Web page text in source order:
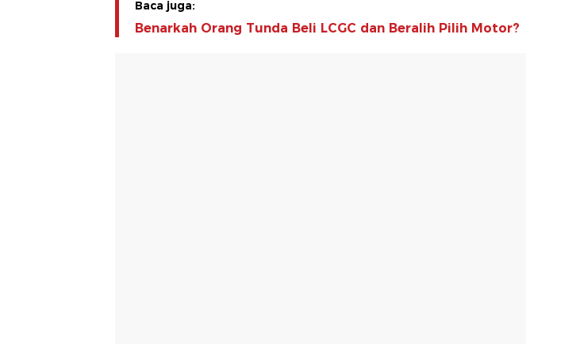
Baca juga:
Benarkah Orang Tunda Beli LCGC dan Beralih Pilih Motor?